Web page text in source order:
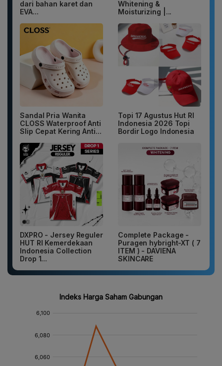
dari bahan karet dan
EVA...
Whitening &
Moisturizing |...
Sandal Pria Wanita
CLOSS Waterproof Anti
Slip Cepat Kering Anti...
Topi 17 Agustus Hut RI
Indonesia 2026 Topi
Bordir Logo Indonesia
DXPRO - Jersey Reguler
HUT RI Kemerdekaan
Indonesia Collection
Drop 1...
Complete Package -
Puragen hybright-XT ( 7
ITEM ) - DAVIENA
SKINCARE